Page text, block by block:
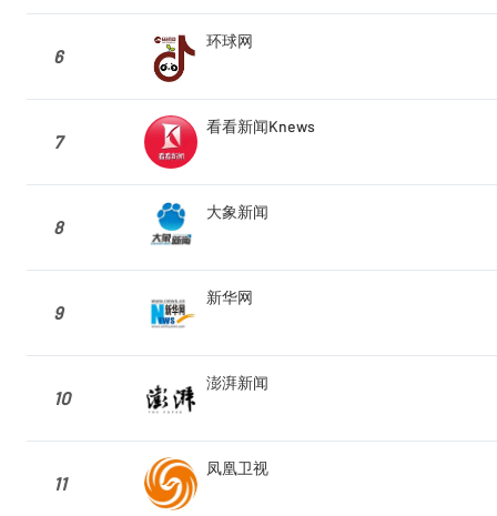
6
环球网
7
看看新闻Knews
8
大象新闻
9
新华网
10
澎湃新闻
11
凤凰卫视